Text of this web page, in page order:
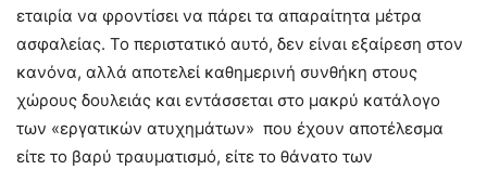
εταιρία να φροντίσει να πάρει τα απαραίτητα μέτρα
ασφαλείας. Το περιστατικό αυτό, δεν είναι εξαίρεση στον
κανόνα, αλλά αποτελεί καθημερινή συνθήκη στους
χώρους δουλειάς και εντάσσεται στο μακρύ κατάλογο
των «εργατικών ατυχημάτων» που έχουν αποτέλεσμα
είτε το βαρύ τραυματισμό, είτε το θάνατο των